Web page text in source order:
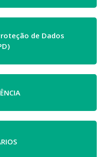
de Dados